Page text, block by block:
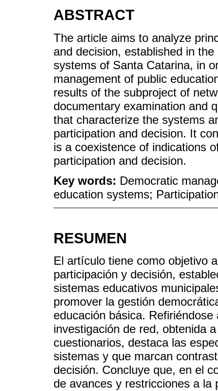
ABSTRACT
The article aims to analyze
and decision, established in
systems of Santa Catarina, in
management of public
results of the subproject of
documentary examination and
that characterize the systems
participation and decision. It
is a coexistence of indications
participation and decision.
Key words: Democratic
education systems;
RESUMEN
El artículo tiene como objetivo
participación y decisión,
sistemas educativos
promover la gestión
educación básica.
investigación de red, obtenida
cuestionarios, destaca las
sistemas y que marcan
decisión. Concluye que, en el
de avances y restricciones a la